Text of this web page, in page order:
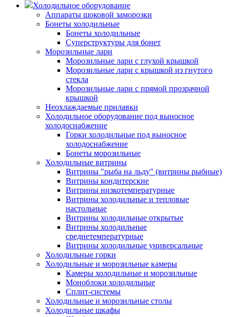
Холодильное оборудование
Аппараты шоковой заморозки
Бонеты холодильные
Бонеты холодильные
Суперструктуры для бонет
Морозильные лари
Морозильные лари с глухой крышкой
Морозильные лари с крышкой из гнутого
стекла
Морозильные лари с прямой прозрачной
крышкой
Неохлаждаемые прилавки
Холодильное оборудование под выносное
холодоснабжение
Горки холодильные под выносное
холодоснабжение
Бонеты морозильные
Холодильные витрины
Витрины "рыба на льду" (витрины рыбные)
Витрины кондитерские
Витрины низкотемпературные
Витрины холодильные и тепловые
настольные
Витрины холодильные открытые
Витрины холодильные
среднетемпературные
Витрины холодильные универсальные
Холодильные горки
Холодильные и морозильные камеры
Камеры холодильные и морозильные
Моноблоки холодильные
Сплит-системы
Холодильные и морозильные столы
Холодильные шкафы